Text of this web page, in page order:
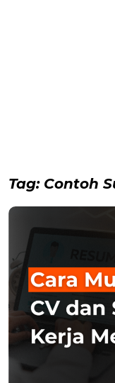
Tag: Contoh